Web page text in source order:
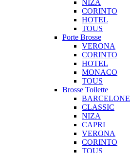
NIZA
CORINTO
HOTEL
TOUS
Porte Brosse
VERONA
CORINTO
HOTEL
MONACO
TOUS
Brosse Toilette
BARCELONE
CLASSIC
NIZA
CAPRI
VERONA
CORINTO
TOUS